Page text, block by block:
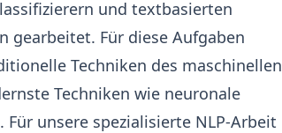
und textbasierten
gearbeitet. Für diese Aufgaben
Techniken des maschinellen
Techniken wie neuronale
Für unsere spezialisierte NLP-Arbeit